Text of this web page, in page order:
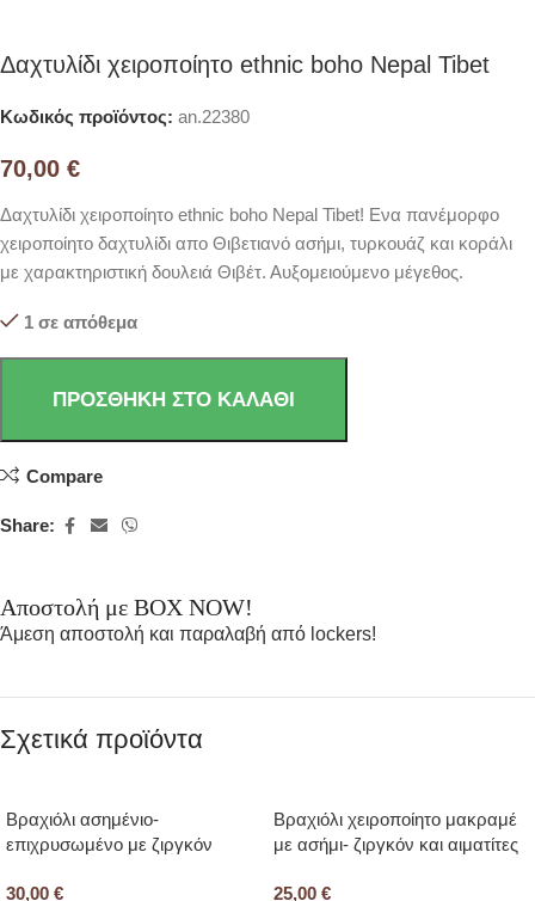
Δαχτυλίδι χειροποίητο ethnic boho Nepal Tibet
Κωδικός προϊόντος: an.22380
70,00 €
Δαχτυλίδι χειροποίητο ethnic boho Nepal Tibet! Ενα πανέμορφο
χειροποίητο δαχτυλίδι απο Θιβετιανό ασήμι, τυρκουάζ και κοράλι
με χαρακτηριστική δουλειά Θιβέτ. Αυξομειούμενο μέγεθος.
1 σε απόθεμα
ΠΡΟΣΘΉΚΗ ΣΤΟ ΚΑΛΆΘΙ
Compare
Share:
Αποστολή με BOX NOW!
Άμεση αποστολή και παραλαβή από lockers!
Σχετικά προϊόντα
Βραχιόλι ασημένιο-
επιχρυσωμένο με ζιργκόν
30,00 €
Βραχιόλι χειροποίητο μακραμέ
με ασήμι- ζιργκόν και αιματίτες
25,00 €